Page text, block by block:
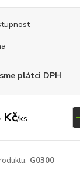
plátci DPH
Kč/ks
G0300